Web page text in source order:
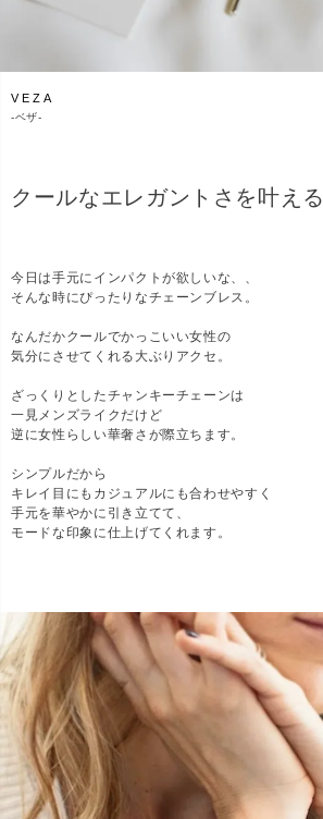
VEZA
-ベザ-
クールなエレガントさを叶える
今日は手元にインパクトが欲しいな、、
そんな時にぴったりなチェーンブレス。
なんだかクールでかっこいい女性の
気分にさせてくれる大ぶりアクセ。
ざっくりとしたチャンキーチェーンは
一見メンズライクだけど
逆に女性らしい華奢さが際立ちます。
シンプルだから
キレイ目にもカジュアルにも合わせやすく
手元を華やかに引き立てて、
モードな印象に仕上げてくれます。